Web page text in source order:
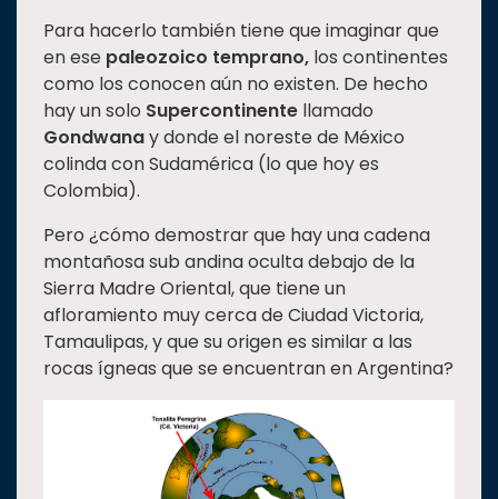
Internacionalización
Responsabilidad
social
Vinculación
Historia
Universiada
Nacional
Para hacerlo también tiene que imaginar que
en ese paleozoico temprano, los continentes
como los conocen aún no existen. De hecho
hay un solo Supercontinente llamado
Gondwanay donde el noreste de México
colinda con Sudamérica (lo que hoy es
Colombia).
Pero ¿cómo demostrar que hay una cadena
montañosa sub andina oculta debajo de la
Sierra Madre Oriental, que tiene un
afloramiento muy cerca de Ciudad Victoria,
Tamaulipas, y que su origen es similar a las
rocas ígneas que se encuentran en Argentina?